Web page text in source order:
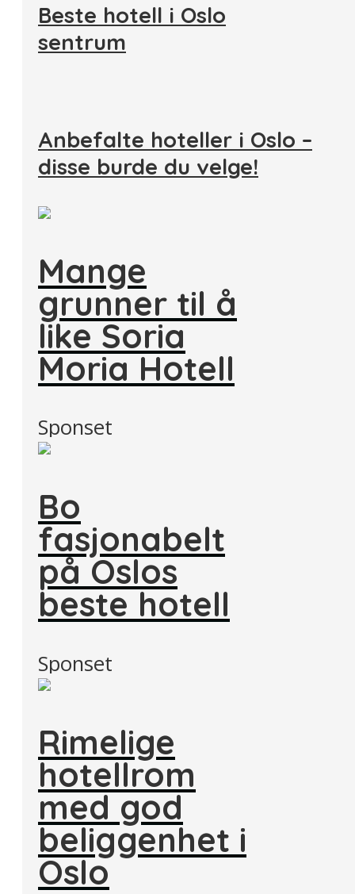
Beste hotell i Oslo
sentrum
Anbefalte hoteller i Oslo –
disse burde du velge!
Mange
grunner til å
like Soria
Moria Hotell
Sponset
Bo
fasjonabelt
på Oslos
beste hotell
Sponset
Rimelige
hotellrom
med god
beliggenhet i
Oslo